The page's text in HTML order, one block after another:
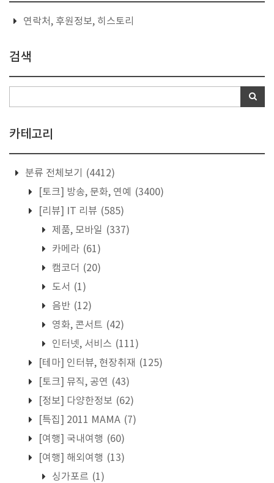
연락처, 후원정보, 히스토리
검색
카테고리
분류 전체보기
(4412)
[토크] 방송, 문화, 연예
(3400)
[리뷰] IT 리뷰 (585)
제품, 모바일 (337)
카메라 (61)
캠코더 (20)
도서 (1)
음반 (12)
영화, 콘서트 (42)
인터넷, 서비스 (111)
[테마] 인터뷰, 현장취재 (125)
[토크] 뮤직, 공연 (43)
[정보] 다양한정보 (62)
[특집] 2011 MAMA (7)
[여행] 국내여행 (60)
[여행] 해외여행 (13)
싱가포르 (1)